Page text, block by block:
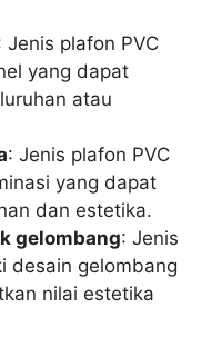
Jenis plafon PVC
yang dapat
atau
: Jenis plafon PVC
yang dapat
dan estetika.
gelombang: Jenis
desain gelombang
nilai estetika